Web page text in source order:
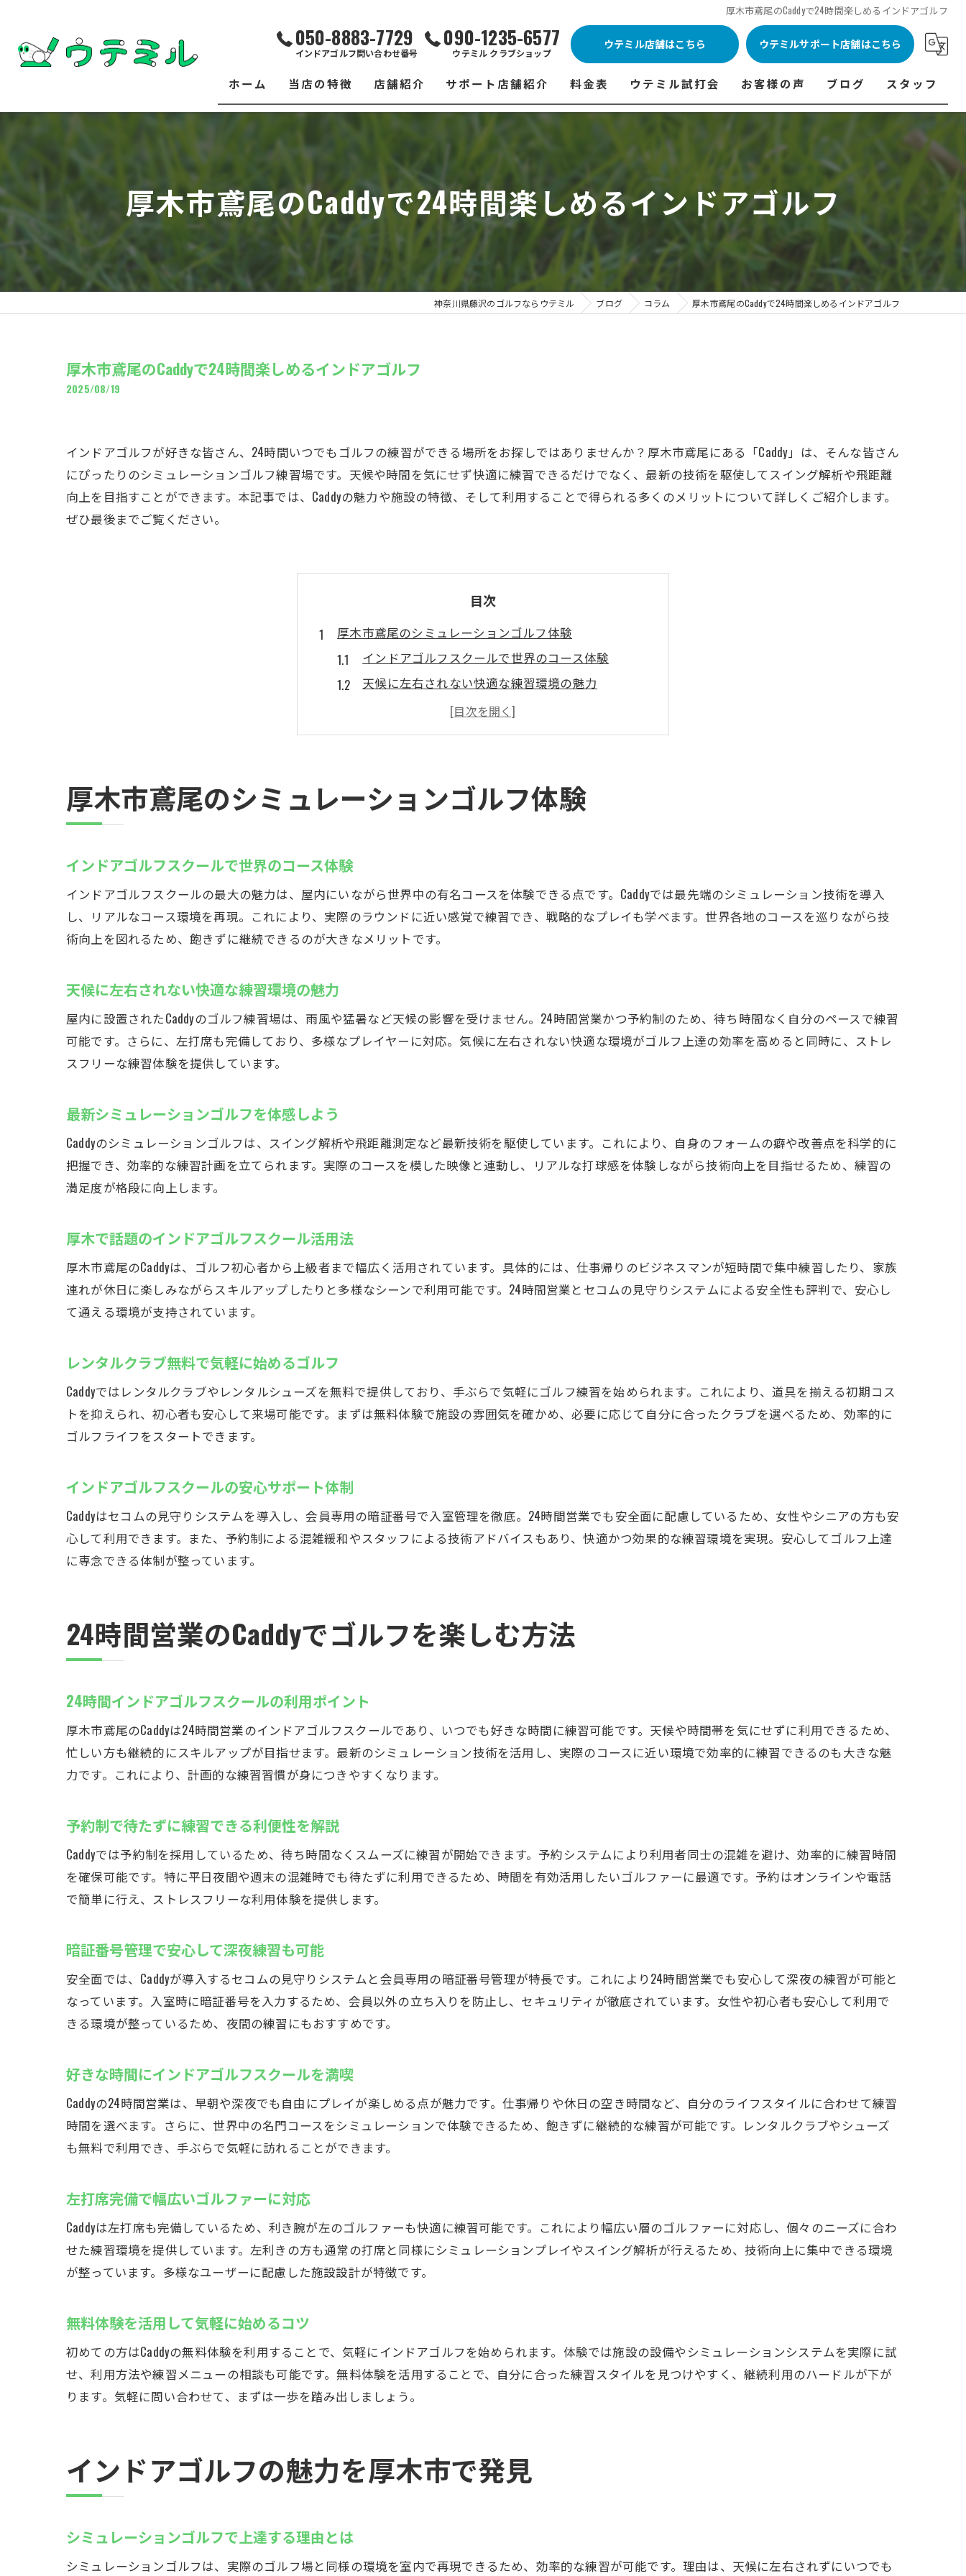
厚木市鳶尾のCaddyで24時間楽しめるインドアゴルフ
050-8883-7729
インドアゴルフ問い合わせ番号
090-1235-6577
ウテミル クラブショップ
ウテミル店舗はこちら ウテミルサポート店舗はこちら
ホーム 当店の特徴
練習場
フィッティング
店舗紹介
ウテミル 浦安駅前店
市原インドアゴルフ
ウテミルスクール高崎店
サポート店舗紹介
シミュレーションゴルフ Caddy
スズヨンゴルフクラブ(SUZU4-GOLFCLUB)
料金表
浦安駅前店 料金表
市原インドアゴルフ 料金表
ウテミルスクール高崎店 料金表
サポート店舗 料金表
シミュレーションゴルフ Caddy 料金表
ウテミル試打会
ウテミル試打会とは・・・
ウテミル試打会日程
フィッテイング・試打会 商品ラインナップ一覧
よくある質問
試打会開催受付
お客様の声
フィッテイング・試打会参加者の声
ブログ スタッフ
代表あいさつ
厚木市鳶尾のCaddyで24時間楽しめるインドアゴルフ
神奈川県藤沢のゴルフならウテミル ブログ コラム 厚木市鳶尾のCaddyで24時間楽しめるインドアゴルフ
厚木市鳶尾のCaddyで24時間楽しめるインドアゴルフ
2025/08/19
インドアゴルフが好きな皆さん、24時間いつでもゴルフの練習ができる場所をお探しではありませんか？厚木市鳶尾にある「Caddy」は、そんな皆さん
にぴったりのシミュレーションゴルフ練習場です。天候や時間を気にせず快適に練習できるだけでなく、最新の技術を駆使してスイング解析や飛距離
向上を目指すことができます。本記事では、Caddyの魅力や施設の特徴、そして利用することで得られる多くのメリットについて詳しくご紹介します。
ぜひ最後までご覧ください。
目次
厚木市鳶尾のシミュレーションゴルフ体験
インドアゴルフスクールで世界のコース体験
天候に左右されない快適な練習環境の魅力
最新シミュレーションゴルフを体感しよう
厚木で話題のインドアゴルフスクール活用法
インドアゴルフスクールの安心サポート体制
24時間営業のCaddyでゴルフを楽しむ方法
暗証番号管理で安心して深夜練習も可能
好きな時間にインドアゴルフスクールを満喫
左打席完備で幅広いゴルファーに対応
インドアゴルフの魅力を厚木市で発見
シミュレーションゴルフで上達する理由とは
インドアゴルフスクールで技術向上を目指す
厚木のインドアゴルフスクールで新体験
最新技術でゴルフ練習！厚木市のCaddy
インドアゴルフスクールで個別指導が充実
練習内容を可視化できるシステムの魅力
ゴルフバー感覚で楽しめる施設の使い方
厚木で見つけるシミュレーションゴルフの楽しさ
Caddyでのゴルフ練習のメリットとは
インドアゴルフスクールのコスパを徹底解説
無人管理システムでセキュリティも安心
空調完備で一年中ベストコンディション
会員専用の安心システムで安全に利用
24時間利用可能なCaddyでゴルフ上達
効率的に上達できるインドアゴルフスクール活用法
無料体験から始める理想のゴルフ練習法
厚木のインドアゴルフスクールで夢を叶える
厚木市鳶尾のシミュレーションゴルフ体験
インドアゴルフスクールで世界のコース体験
インドアゴルフスクールの最大の魅力は、屋内にいながら世界中の有名コースを体験できる点です。Caddyでは最先端のシミュレーション技術を導入
し、リアルなコース環境を再現。これにより、実際のラウンドに近い感覚で練習でき、戦略的なプレイも学べます。世界各地のコースを巡りながら技
術向上を図れるため、飽きずに継続できるのが大きなメリットです。
天候に左右されない快適な練習環境の魅力
屋内に設置されたCaddyのゴルフ練習場は、雨風や猛暑など天候の影響を受けません。24時間営業かつ予約制のため、待ち時間なく自分のペースで練習
可能です。さらに、左打席も完備しており、多様なプレイヤーに対応。気候に左右されない快適な環境がゴルフ上達の効率を高めると同時に、ストレ
スフリーな練習体験を提供しています。
最新シミュレーションゴルフを体感しよう
Caddyのシミュレーションゴルフは、スイング解析や飛距離測定など最新技術を駆使しています。これにより、自身のフォームの癖や改善点を科学的に
把握でき、効率的な練習計画を立てられます。実際のコースを模した映像と連動し、リアルな打球感を体験しながら技術向上を目指せるため、練習の
満足度が格段に向上します。
厚木で話題のインドアゴルフスクール活用法
厚木市鳶尾のCaddyは、ゴルフ初心者から上級者まで幅広く活用されています。具体的には、仕事帰りのビジネスマンが短時間で集中練習したり、家族
連れが休日に楽しみながらスキルアップしたりと多様なシーンで利用可能です。24時間営業とセコムの見守りシステムによる安全性も評判で、安心し
て通える環境が支持されています。
レンタルクラブ無料で気軽に始めるゴルフ
Caddyではレンタルクラブやレンタルシューズを無料で提供しており、手ぶらで気軽にゴルフ練習を始められます。これにより、道具を揃える初期コス
トを抑えられ、初心者も安心して来場可能です。まずは無料体験で施設の雰囲気を確かめ、必要に応じて自分に合ったクラブを選べるため、効率的に
ゴルフライフをスタートできます。
インドアゴルフスクールの安心サポート体制
Caddyはセコムの見守りシステムを導入し、会員専用の暗証番号で入室管理を徹底。24時間営業でも安全面に配慮しているため、女性やシニアの方も安
心して利用できます。また、予約制による混雑緩和やスタッフによる技術アドバイスもあり、快適かつ効果的な練習環境を実現。安心してゴルフ上達
に専念できる体制が整っています。
24時間営業のCaddyでゴルフを楽しむ方法
24時間インドアゴルフスクールの利用ポイント
厚木市鳶尾のCaddyは24時間営業のインドアゴルフスクールであり、いつでも好きな時間に練習可能です。天候や時間帯を気にせずに利用できるため、
忙しい方も継続的にスキルアップが目指せます。最新のシミュレーション技術を活用し、実際のコースに近い環境で効率的に練習できるのも大きな魅
力です。これにより、計画的な練習習慣が身につきやすくなります。
予約制で待たずに練習できる利便性を解説
Caddyでは予約制を採用しているため、待ち時間なくスムーズに練習が開始できます。予約システムにより利用者同士の混雑を避け、効率的に練習時間
を確保可能です。特に平日夜間や週末の混雑時でも待たずに利用できるため、時間を有効活用したいゴルファーに最適です。予約はオンラインや電話
で簡単に行え、ストレスフリーな利用体験を提供します。
暗証番号管理で安心して深夜練習も可能
安全面では、Caddyが導入するセコムの見守りシステムと会員専用の暗証番号管理が特長です。これにより24時間営業でも安心して深夜の練習が可能と
なっています。入室時に暗証番号を入力するため、会員以外の立ち入りを防止し、セキュリティが徹底されています。女性や初心者も安心して利用で
きる環境が整っているため、夜間の練習にもおすすめです。
好きな時間にインドアゴルフスクールを満喫
Caddyの24時間営業は、早朝や深夜でも自由にプレイが楽しめる点が魅力です。仕事帰りや休日の空き時間など、自分のライフスタイルに合わせて練習
時間を選べます。さらに、世界中の名門コースをシミュレーションで体験できるため、飽きずに継続的な練習が可能です。レンタルクラブやシューズ
も無料で利用でき、手ぶらで気軽に訪れることができます。
左打席完備で幅広いゴルファーに対応
Caddyは左打席も完備しているため、利き腕が左のゴルファーも快適に練習可能です。これにより幅広い層のゴルファーに対応し、個々のニーズに合わ
せた練習環境を提供しています。左利きの方も通常の打席と同様にシミュレーションプレイやスイング解析が行えるため、技術向上に集中できる環境
が整っています。多様なユーザーに配慮した施設設計が特徴です。
無料体験を活用して気軽に始めるコツ
初めての方はCaddyの無料体験を利用することで、気軽にインドアゴルフを始められます。体験では施設の設備やシミュレーションシステムを実際に試
せ、利用方法や練習メニューの相談も可能です。無料体験を活用することで、自分に合った練習スタイルを見つけやすく、継続利用のハードルが下が
ります。気軽に問い合わせて、まずは一歩を踏み出しましょう。
インドアゴルフの魅力を厚木市で発見
シミュレーションゴルフで上達する理由とは
シミュレーションゴルフは、実際のゴルフ場と同様の環境を室内で再現できるため、効率的な練習が可能です。理由は、天候に左右されずにいつでも